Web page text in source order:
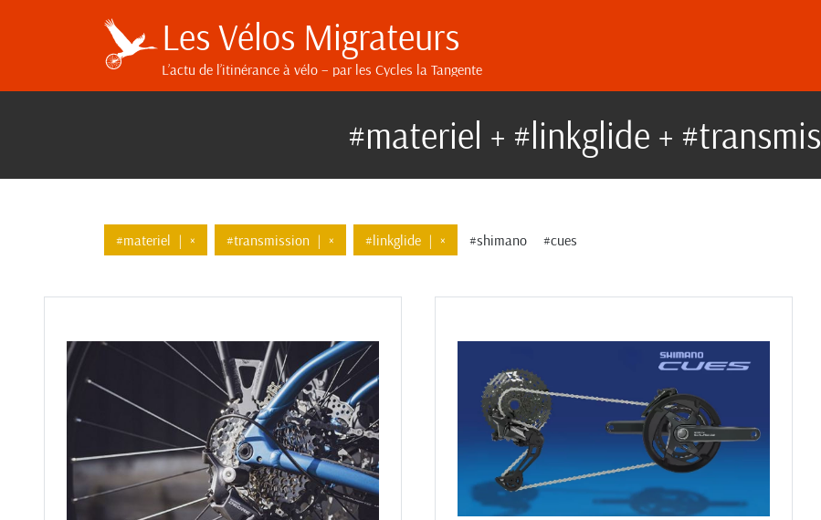
Les Vélos Migrateurs
L’actu de l’itinérance à vélo – par les Cycles la Tangente
#materiel + #linkglide +
#materiel | × #transmission | × #linkglide | × #shimano #cues